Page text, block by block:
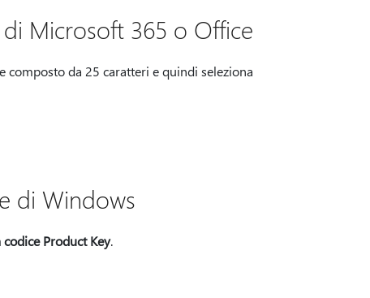
Microsoft 365 o Office
da 25 caratteri e quindi seleziona
di Windows
codice Product Key.